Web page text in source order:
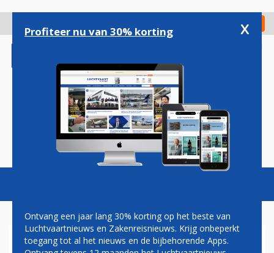
gaan
Check in
Magazine Podcasts Vacatures
Profiteer nu van 30% korting x
Ontvang een jaar lang 30% korting op het beste van
Luchtvaartnieuws en Zakenreisnieuws. Krijg onbeperkt
toegang tot al het nieuws en de bijbehorende Apps.